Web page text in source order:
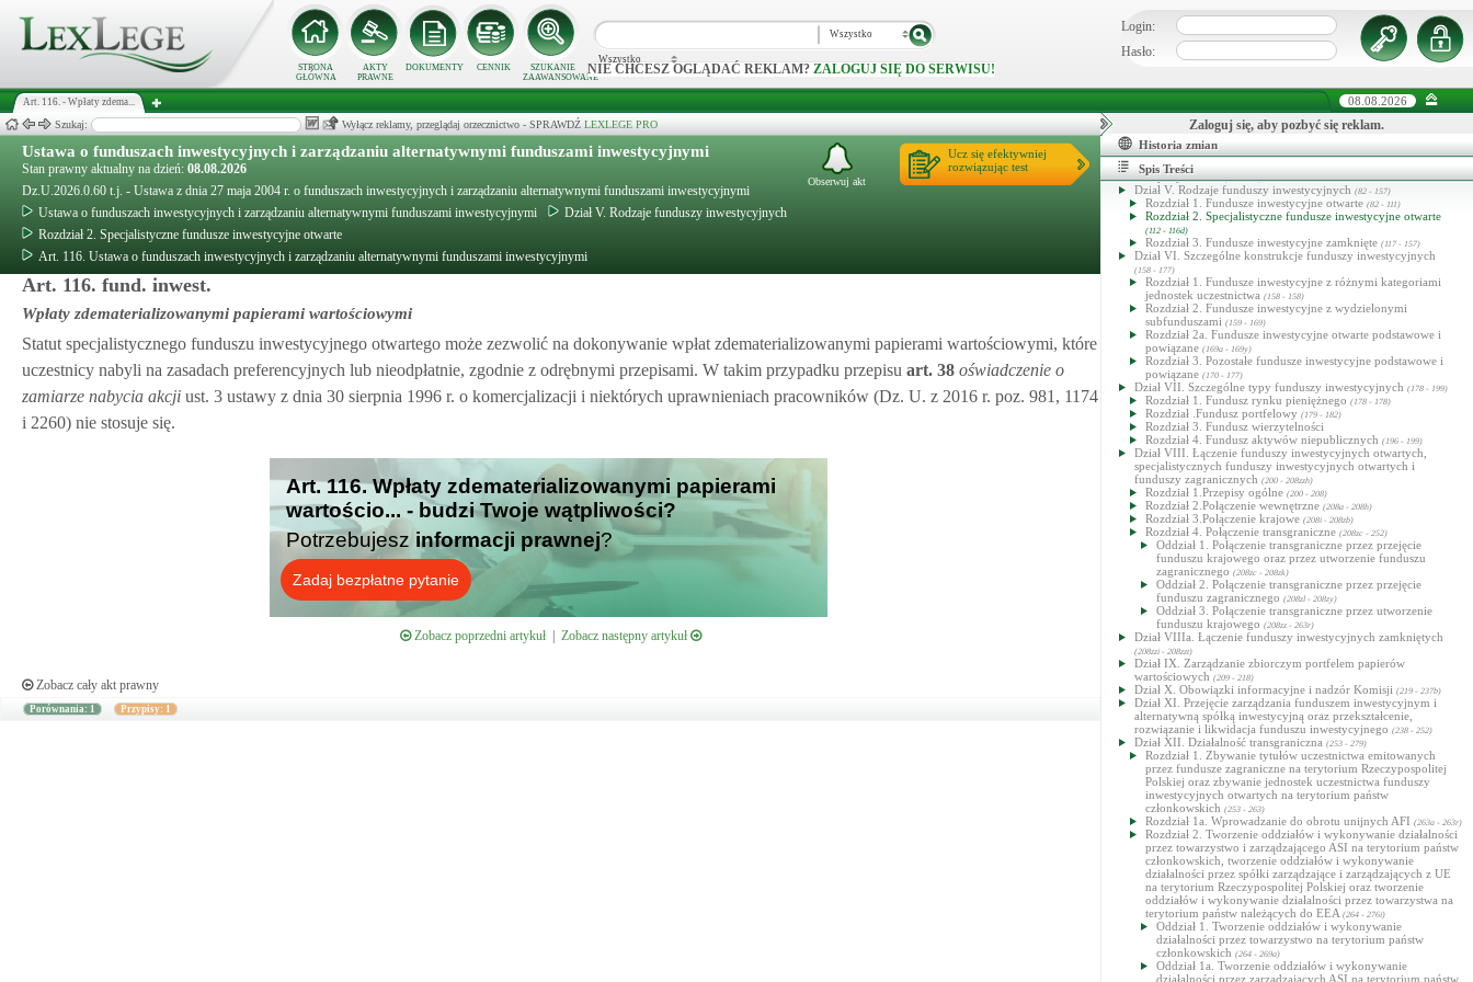
STRONA
GŁÓWNA
AKTY
PRAWNE
DOKUMENTY CENNIK
SZUKANIE
ZAAWANSOWANE
Wszystko
Wszystko
NIE CHCESZ OGLĄDAĆ REKLAM? ZALOGUJ SIĘ DO SERWISU!
Login:
Hasło:
Art. 116. - Wpłaty zdema... 08.08.2026
Szukaj: Wyłącz reklamy, przeglądaj orzecznictwo - SPRAWDŹ LEXLEGE PRO
Ustawa o funduszach inwestycyjnych i zarządzaniu alternatywnymi funduszami inwestycyjnymi
Stan prawny aktualny na dzień: 08.08.2026
Dz.U.2026.0.60 t.j. - Ustawa z dnia 27 maja 2004 r. o funduszach inwestycyjnych i zarządzaniu alternatywnymi funduszami inwestycyjnymi
Ustawa o funduszach inwestycyjnych i zarządzaniu alternatywnymi funduszami inwestycyjnymi
Dział V. Rodzaje funduszy inwestycyjnych
Rozdział 2. Specjalistyczne fundusze inwestycyjne otwarte
Art. 116. Ustawa o funduszach inwestycyjnych i zarządzaniu alternatywnymi funduszami inwestycyjnymi
Ucz się efektywniej
rozwiązując test
Obserwuj akt
Art. 116. fund. inwest.
Wpłaty zdematerializowanymi papierami wartościowymi
Statut specjalistycznego funduszu inwestycyjnego otwartego może zezwolić na dokonywanie wpłat zdematerializowanymi papierami wartościowymi, które
uczestnicy nabyli na zasadach preferencyjnych lub nieodpłatnie, zgodnie z odrębnymi przepisami. W takim przypadku przepisu art. 38 oświadczenie o
zamiarze nabycia akcji ust. 3 ustawy z dnia 30 sierpnia 1996 r. o komercjalizacji i niektórych uprawnieniach pracowników (Dz. U. z 2016 r. poz. 981, 1174
i 2260) nie stosuje się.
Art. 116. Wpłaty zdematerializowanymi papierami
wartościo... - budzi Twoje wątpliwości?
Potrzebujesz informacji prawnej?
Zadaj bezpłatne pytanie
Zobacz poprzedni artykuł| Zobacz następny artykuł
Zobacz cały akt prawny
Porównania: 1 Przypisy: 1
Zaloguj się, aby pozbyć się reklam.
Historia zmian
Spis Treści
Rozdział 1. Wykonywanie działalności alternatywnej spółki
inwestycyjnej i zarządzającego ASI(70a - 70r)
Rozdział 2. Zezwolenia
Rozdział 3. Zarejestrowani zarządzający ASI(70zb - 70zg)
rynku regulowanym i notowanymi emitentami(70zj - 70zn)
Dział IV. Depozytariusz(71 - 81n)
Rozdział 1. Depozytariusz funduszu inwestycyjnego
Rozdział 2. Depozytariusz alternatywnej spółki inwestycyjnej
(81b - 81h)
Rozdział 3.Powierzenie wykonywania obowiązków
depozytariusza(81i - 81n)
Dział V. Rodzaje funduszy inwestycyjnych (82 - 157)
Rozdział 1. Fundusze inwestycyjne otwarte (82 - 111)
Rozdział 2. Specjalistyczne fundusze inwestycyjne otwarte
(112 - 116d)
Rozdział 3. Fundusze inwestycyjne zamknięte (117 - 157)
Dział VI. Szczególne konstrukcje funduszy inwestycyjnych
(158 - 177)
Rozdział 1. Fundusze inwestycyjne z różnymi kategoriami
jednostek uczestnictwa (158 - 158)
Rozdział 2. Fundusze inwestycyjne z wydzielonymi
subfunduszami (159 - 169)
Rozdział 2a. Fundusze inwestycyjne otwarte podstawowe i
powiązane (169a - 169y)
Rozdział 3. Pozostałe fundusze inwestycyjne podstawowe i
powiązane (170 - 177)
Dział VII. Szczególne typy funduszy inwestycyjnych (178 - 199)
Rozdział 1. Fundusz rynku pieniężnego (178 - 178)
Rozdział .Fundusz portfelowy (179 - 182)
Rozdział 3. Fundusz wierzytelności
Rozdział 4. Fundusz aktywów niepublicznych (196 - 199)
Dział VIII. Łączenie funduszy inwestycyjnych otwartych,
specjalistycznych funduszy inwestycyjnych otwartych i
funduszy zagranicznych (200 - 208zzh)
Rozdział 1.Przepisy ogólne (200 - 208)
Rozdział 2.Połączenie wewnętrzne (208a - 208h)
Rozdział 3.Połączenie krajowe (208i - 208zb)
Rozdział 4. Połączenie transgraniczne (208zc - 252)
Oddział 1. Połączenie transgraniczne przez przejęcie
funduszu krajowego oraz przez utworzenie funduszu
zagranicznego (208zc - 208zk)
Oddział 2. Połączenie transgraniczne przez przejęcie
funduszu zagranicznego (208zl - 208zy)
Oddział 3. Połączenie transgraniczne przez utworzenie
funduszu krajowego (208zz - 263r)
Dział VIIIa. Łączenie funduszy inwestycyjnych zamkniętych
(208zzi - 208zzt)
Dział IX. Zarządzanie zbiorczym portfelem papierów
wartościowych (209 - 218)
Dział X. Obowiązki informacyjne i nadzór Komisji (219 - 237b)
Dział XI. Przejęcie zarządzania funduszem inwestycyjnym i
alternatywną spółką inwestycyjną oraz przekształcenie,
rozwiązanie i likwidacja funduszu inwestycyjnego (238 - 252)
Dział XII. Działalność transgraniczna (253 - 279)
Rozdział 1. Zbywanie tytułów uczestnictwa emitowanych
przez fundusze zagraniczne na terytorium Rzeczypospolitej
Polskiej oraz zbywanie jednostek uczestnictwa funduszy
inwestycyjnych otwartych na terytorium państw
członkowskich (253 - 263)
Rozdział 1a. Wprowadzanie do obrotu unijnych AFI (263a - 263r)
Rozdział 2. Tworzenie oddziałów i wykonywanie działalności
przez towarzystwo i zarządzającego ASI na terytorium państw
członkowskich, tworzenie oddziałów i wykonywanie
działalności przez spółki zarządzające i zarządzających z UE
na terytorium Rzeczypospolitej Polskiej oraz tworzenie
oddziałów i wykonywanie działalności przez towarzystwa na
terytorium państw należących do EEA (264 - 276i)
Oddział 1. Tworzenie oddziałów i wykonywanie
działalności przez towarzystwo na terytorium państw
członkowskich (264 - 269a)
Oddział 1a. Tworzenie oddziałów i wykonywanie
działalności przez zarządzających ASI na terytorium państw